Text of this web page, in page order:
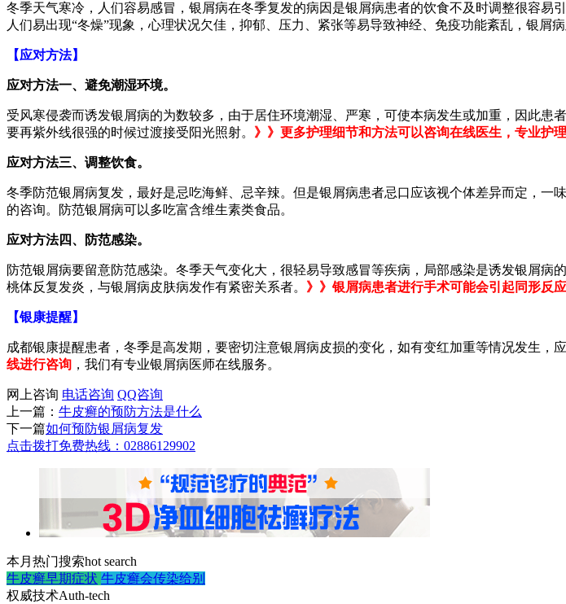
冬季天气寒冷，人们容易感冒，银屑病在冬季复发的病因是银屑病患者的饮食不及时调整很容
人们易出现“冬燥”现象，心理状况欠佳，抑郁、压力、紧张等易导致神经、免疫功能紊乱，银屑病
【应对方法】
应对方法一、避免潮湿环境。
受风寒侵袭而诱发银屑病的为数较多，由于居住环境潮湿、严寒，可使本病发生或加重，因此
要再紫外线很强的时候过渡接受阳光照射。 》》更多护理细节和方法可以咨询在线医生，专业护
应对方法三、调整饮食。
冬季防范银屑病复发，最好是忌吃海鲜、忌辛辣。但是银屑病患者忌口应该视个体差异而定，
的咨询。防范银屑病可以多吃富含维生素类食品。
应对方法四、防范感染。
防范银屑病要留意防范感染。冬季天气变化大，很轻易导致感冒等疾病，局部感染是诱发银屑
桃体反复发炎，与银屑病皮肤病发作有紧密关系者。 》》银屑病患者进行手术可能会引起同形反
【银康提醒】
成都银康提醒患者，冬季是高发期，要密切注意银屑病皮损的变化，如有变红加重等情况发生
线进行咨询 ，我们有专业银屑病医师在线服务。
网上咨询 电话咨询 QQ咨询
上一篇： 牛皮癣的预防方法是什么
下一篇如何预防银屑病复发
点击拨打免费热线：02886129902
本月热门搜索hot search
牛皮癣早期症状 牛皮癣会传染给别
权威技术Auth-tech